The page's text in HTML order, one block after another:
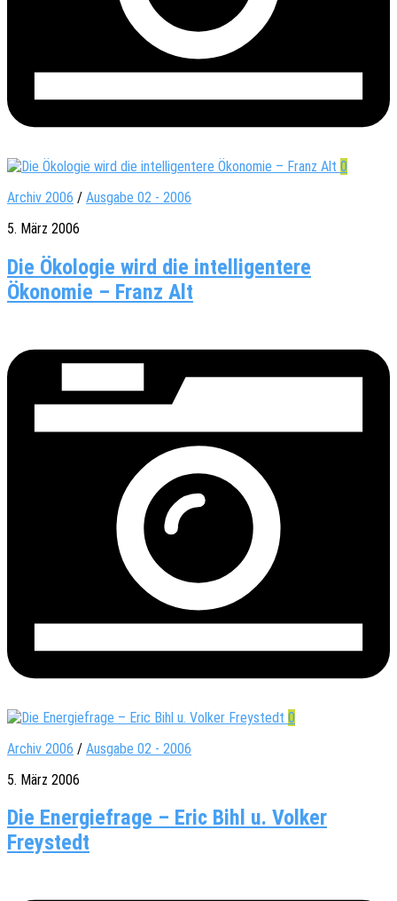
0
Archiv 2006 / Ausgabe 02 - 2006
5. März 2006
Die Ökologie wird die intelligentere
Ökonomie – Franz Alt
0
Archiv 2006 / Ausgabe 02 - 2006
5. März 2006
Die Energiefrage – Eric Bihl u. Volker
Freystedt